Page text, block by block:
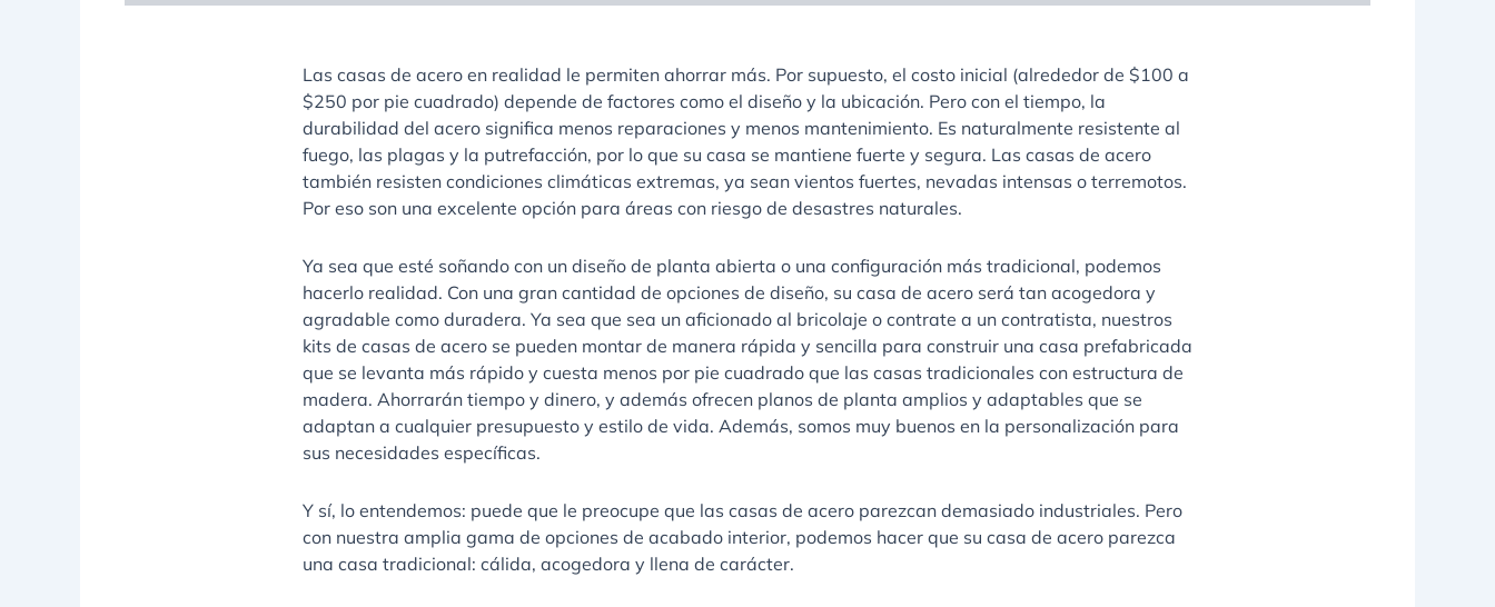
Las casas de acero en realidad le permiten ahorrar más. Por supuesto, el costo inicial (alrededor de $100 a
$250 por pie cuadrado) depende de factores como el diseño y la ubicación. Pero con el tiempo, la
durabilidad del acero significa menos reparaciones y menos mantenimiento. Es naturalmente resistente al
fuego, las plagas y la putrefacción, por lo que su casa se mantiene fuerte y segura. Las casas de acero
también resisten condiciones climáticas extremas, ya sean vientos fuertes, nevadas intensas o terremotos.
Por eso son una excelente opción para áreas con riesgo de desastres naturales.
Ya sea que esté soñando con un diseño de planta abierta o una configuración más tradicional, podemos
hacerlo realidad. Con una gran cantidad de opciones de diseño, su casa de acero será tan acogedora y
agradable como duradera. Ya sea que sea un aficionado al bricolaje o contrate a un contratista, nuestros
kits de casas de acero se pueden montar de manera rápida y sencilla para construir una casa prefabricada
que se levanta más rápido y cuesta menos por pie cuadrado que las casas tradicionales con estructura de
madera. Ahorrarán tiempo y dinero, y además ofrecen planos de planta amplios y adaptables que se
adaptan a cualquier presupuesto y estilo de vida. Además, somos muy buenos en la personalización para
sus necesidades específicas.
Y sí, lo entendemos: puede que le preocupe que las casas de acero parezcan demasiado industriales. Pero
con nuestra amplia gama de opciones de acabado interior, podemos hacer que su casa de acero parezca
una casa tradicional: cálida, acogedora y llena de carácter.